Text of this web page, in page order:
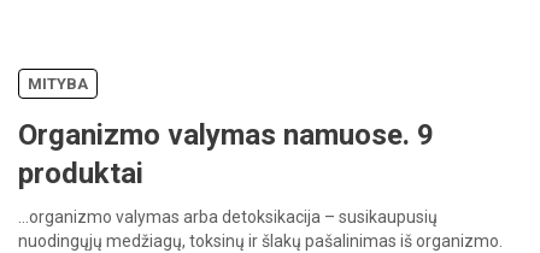
MITYBA
Organizmo valymas namuose. 9
produktai
…organizmo valymas arba detoksikacija – susikaupusių
nuodingųjų medžiagų, toksinų iršlakų pašalinimas išorganizmo.